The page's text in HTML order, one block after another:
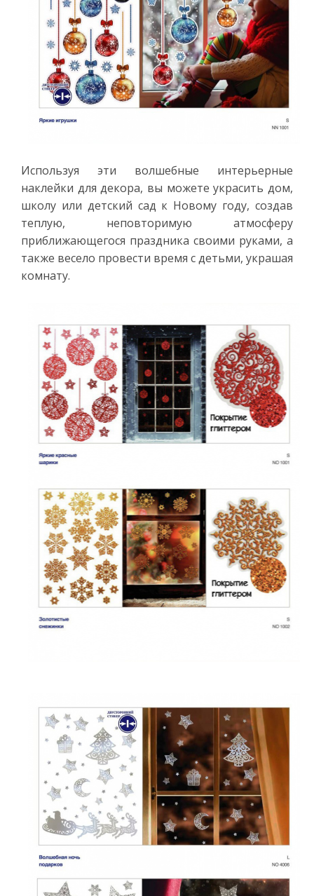
Используя эти волшебные интерьерные
наклейки для декора, вы можете украсить дом,
школу или детский сад к Новому году, создав
теплую, неповторимую атмосферу
приближающегося праздника своими руками, а
также весело провести время с детьми, украшая
комнату.